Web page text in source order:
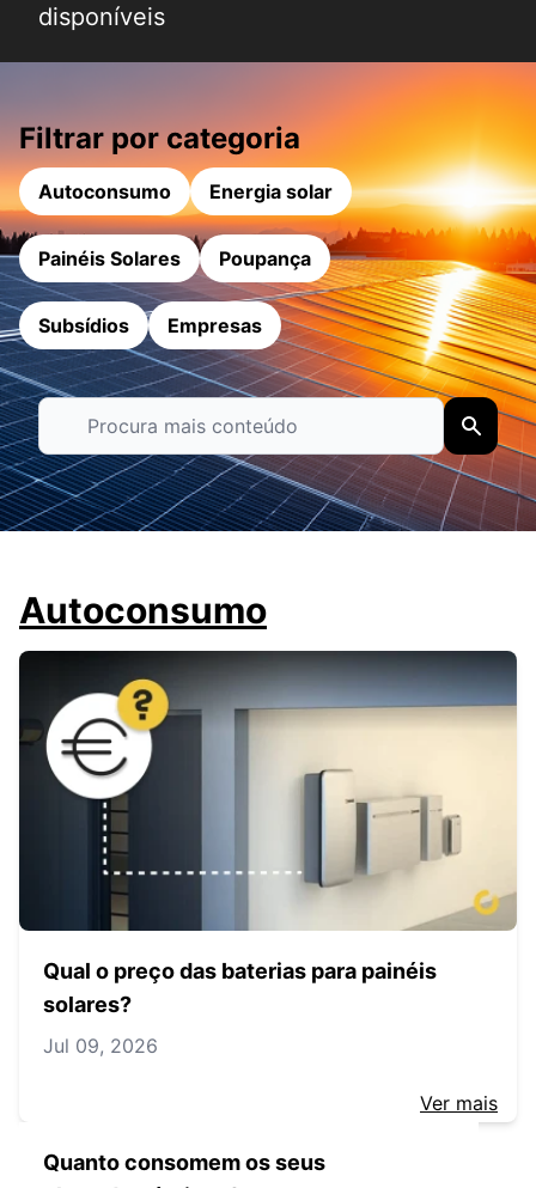
disponíveis
Filtrar por categoria
Autoconsumo Energia solar
Painéis Solares Poupança
Subsídios Empresas
Autoconsumo
Qual o preço das baterias para painéis
solares?
Jul 09, 2026
Ver mais
Quanto consomem os seus